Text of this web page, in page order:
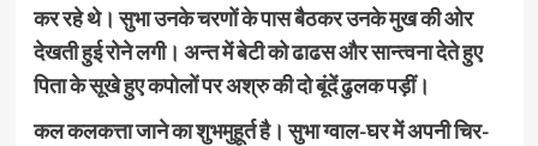
कर रहे थे। सुभा उनके चरणों के पास बैठकर उनके मुख की ओर
देखती हुई रोने लगी। अन्त में बेटी को ढाढस और सान्त्वना देते हुए
पिता के सूखे हुए कपोलों पर अश्रु की दो बूंदें ढुलक पड़ीं।
कल कलकत्ता जाने का शुभमुहूर्त है। सुभा ग्वाल-घर में अपनी चिर-